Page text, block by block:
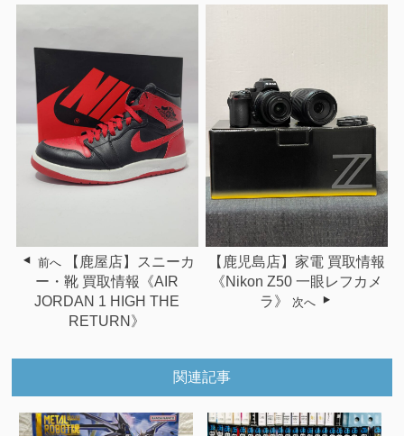
前へ
【鹿屋店】スニーカ
ー・靴 買取情報《AIR
JORDAN 1 HIGH THE
RETURN》
【鹿児島店】家電 買取情報
《Nikon Z50 一眼レフカメ
ラ》
次へ
関連記事